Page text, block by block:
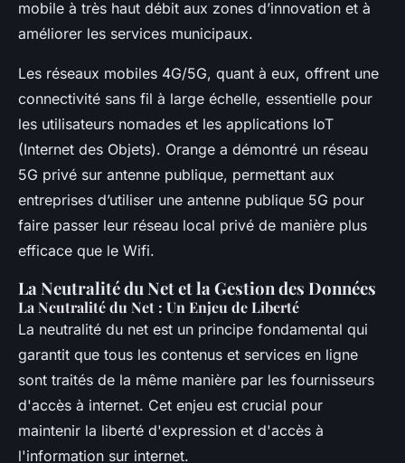
mobile à très haut débit aux zones d’innovation et à
améliorer les services municipaux.
Les réseaux mobiles 4G/5G, quant à eux, offrent une
connectivité sans fil à large échelle, essentielle pour
les utilisateurs nomades et les applications IoT
(Internet des Objets). Orange a démontré un réseau
5G privé sur antenne publique, permettant aux
entreprises d’utiliser une antenne publique 5G pour
faire passer leur réseau local privé de manière plus
efficace que le Wifi.
La Neutralité du Net et la Gestion des Données
La Neutralité du Net : Un Enjeu de Liberté
La neutralité du net est un principe fondamental qui
garantit que tous les contenus et services en ligne
sont traités de la même manière par les fournisseurs
d'accès à internet. Cet enjeu est crucial pour
maintenir la liberté d'expression et d'accès à
l'information sur internet.